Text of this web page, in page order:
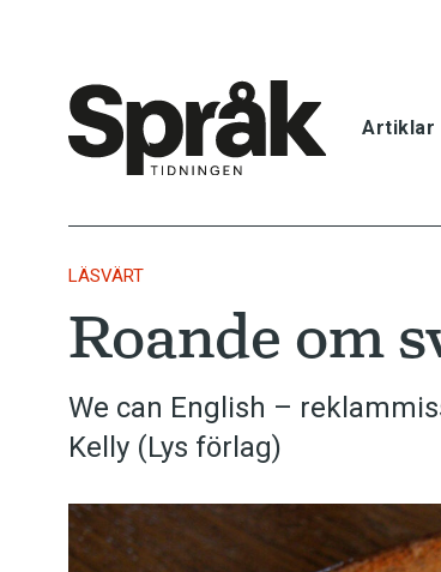
Artiklar
LÄSVÄRT
Roande om
We can English –
Kelly (Lys förlag)